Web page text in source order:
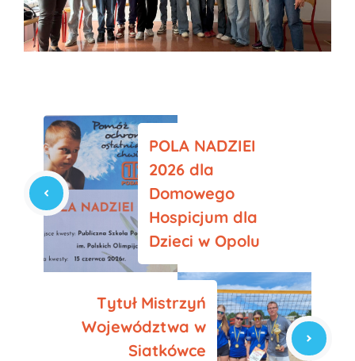
POLA NADZIEI
2026 dla
Domowego
Hospicjum dla
Dzieci w Opolu
Tytuł Mistrzyń
Województwa w
Siatkówce